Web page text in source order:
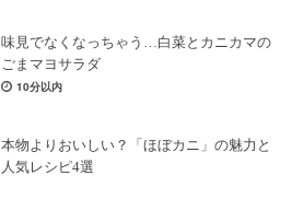
味見でなくなっちゃう…白菜とカニカマの
ごまマヨサラダ
10分以内
本物よりおいしい？「ほぼカニ」の魅力と
人気レシピ4選